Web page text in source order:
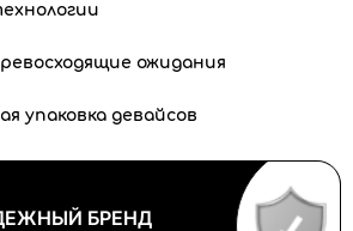
ожидания
упаковка девайсов
БРЕНД